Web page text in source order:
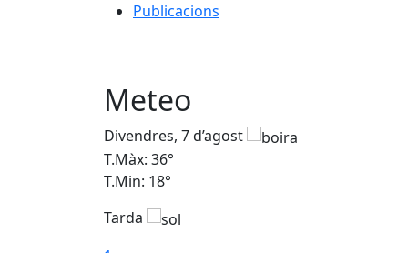
Publicacions
Meteo
Divendres, 7 d’agost
T.Màx: 36°
T.Min: 18°
Tarda